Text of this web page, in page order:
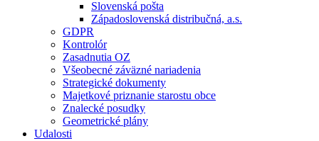
Slovenská pošta
Západoslovenská distribučná, a.s.
GDPR
Kontrolór
Zasadnutia OZ
Všeobecné záväzné nariadenia
Strategické dokumenty
Majetkové priznanie starostu obce
Znalecké posudky
Geometrické plány
Udalosti